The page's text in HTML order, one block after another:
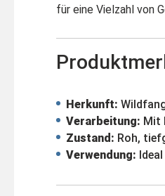
für eine Vielzahl von
Herkunft:
Verarbeitung: Mit
Zustand: Roh,
Verwendung: